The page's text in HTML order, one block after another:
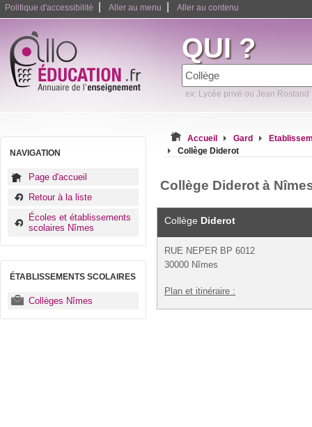
Politique d'accessibilité Aller au menu Aller au contenu
QUI ?
ex: Lycée privé ou Jean Rostand
NAVIGATION
Page d'accueil
Retour à la liste
Écoles et établissements
scolaires Nîmes
ÉTABLISSEMENTS SCOLAIRES
Collèges Nîmes
Accueil Gard
Collège Diderot
Collège Diderot à
Collège Diderot
RUE NEPER BP 6012
30000 Nîmes
Plan et itinéraire :